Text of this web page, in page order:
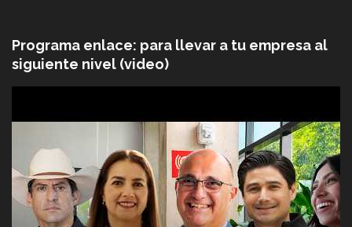
Programa enlace: para llevar a tu empresa al
siguiente nivel (video)